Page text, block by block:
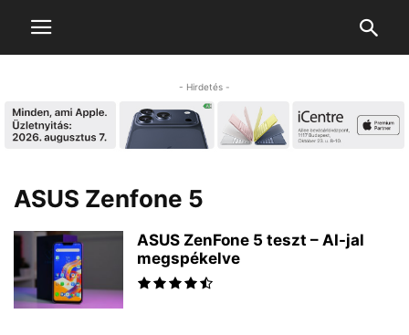
- Hirdetés -
ASUS Zenfone 5
ASUS ZenFone 5 teszt – AI-jal
megspékelve